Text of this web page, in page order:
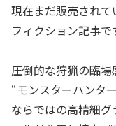
現在まだ販売されて
フィクション記事で
圧倒的な狩猟の臨
“モンスターハンタ
ならではの高精細